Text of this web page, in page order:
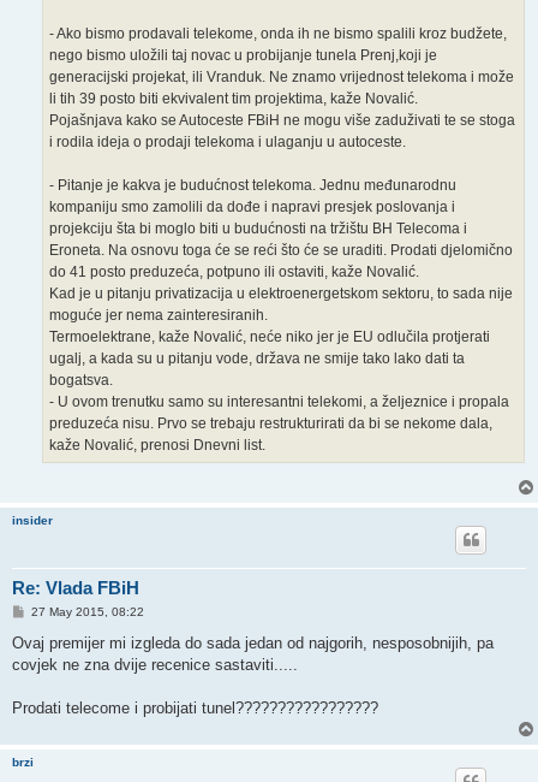
- Ako bismo prodavali telekome, onda ih ne bismo spalili kroz budžete,
nego bismo uložili taj novac u probijanje tunela Prenj,koji je
generacijski projekat, ili Vranduk. Ne znamo vrijednost telekoma i može
li tih 39 posto biti ekvivalent tim projektima, kaže Novalić.
Pojašnjava kako se Autoceste FBiH ne mogu više zaduživati te se stoga
i rodila ideja o prodaji telekoma i ulaganju u autoceste.
- Pitanje je kakva je budućnost telekoma. Jednu međunarodnu
kompaniju smo zamolili da dođe i napravi presjek poslovanja i
projekciju šta bi moglo biti u budućnosti na tržištu BH Telecoma i
Eroneta. Na osnovu toga će se reći što će se uraditi. Prodati djelomično
do 41 posto preduzeća, potpuno ili ostaviti, kaže Novalić.
Kad je u pitanju privatizacija u elektroenergetskom sektoru, to sada nije
moguće jer nema zainteresiranih.
Termoelektrane, kaže Novalić, neće niko jer je EU odlučila protjerati
ugalj, a kada su u pitanju vode, država ne smije tako lako dati ta
bogatsva.
- U ovom trenutku samo su interesantni telekomi, a željeznice i propala
preduzeća nisu. Prvo se trebaju restrukturirati da bi se nekome dala,
kaže Novalić, prenosi Dnevni list.
insider
Re: Vlada FBiH
P
s
27 May 2015, 08:22
Ovaj premijer mi izgleda do sada jedan od najgorih, nesposobnijih, pa
covjek ne zna dvije recenice sastaviti.....
Prodati telecome i probijati tunel?????????????????
brzi